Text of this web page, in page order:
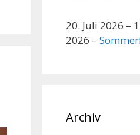
20. Juli 2026 –
2026 –
Archiv